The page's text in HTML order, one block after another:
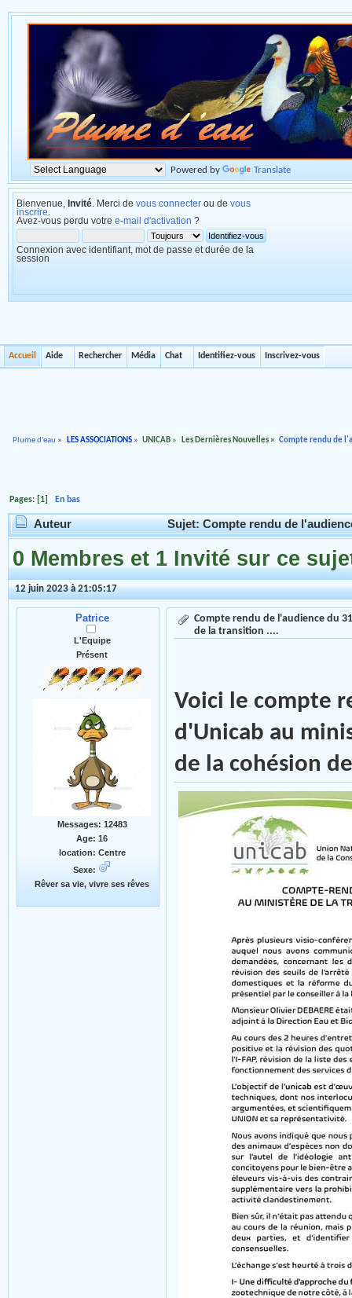
Powered by Translate
Bienvenue, Invité . Merci de vous connecter ou de vous
inscrire
Avez-vous perdu votre e-mail d'activation ?
Connexion avec identifiant, mot de passe et durée de la
session
Accueil Aide Rechercher Média Chat Identifiez-vous Inscrivez-vous
Plume d'eau » LES ASSOCIATIONS» UNICAB » Les Dernières Nouvelles» Compte rendu de
Pages: [1]En bas
Auteur Sujet: Compte rendu de
0 Membres et 1 Invité sur ce
12 juin 2023 à 21:05:17
Patrice
L'Equipe
Présent
Messages: 12483
Age: 16
location: Centre
Sexe:
Rêver sa vie, vivre ses rêves
Compte rendu de l'audience du
de la transition ....
Voici le compte
d'Unicab au
de la cohésion